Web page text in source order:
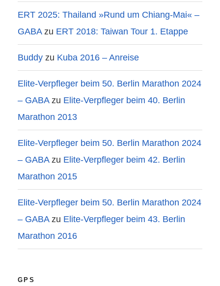
ERT 2025: Thailand »Rund um Chiang-Mai« –
GABAzu ERT 2018: Taiwan Tour 1. Etappe
Buddy zu Kuba 2016 – Anreise
Elite-Verpfleger beim 50. Berlin Marathon 2024
– GABAzu Elite-Verpfleger beim 40. Berlin
Marathon 2013
Elite-Verpfleger beim 50. Berlin Marathon 2024
– GABAzu Elite-Verpfleger beim 42. Berlin
Marathon 2015
Elite-Verpfleger beim 50. Berlin Marathon 2024
– GABAzu Elite-Verpfleger beim 43. Berlin
Marathon 2016
GPS